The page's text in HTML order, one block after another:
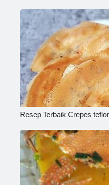
Resep Terbaik Crepes